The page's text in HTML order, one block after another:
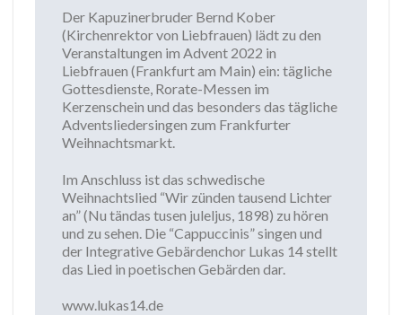
Der Kapuzinerbruder Bernd Kober
(Kirchenrektor von Liebfrauen) lädt zu den
Veranstaltungen im Advent 2022 in
Liebfrauen (Frankfurt am Main) ein: tägliche
Gottesdienste, Rorate-Messen im
Kerzenschein und das besonders das tägliche
Adventsliedersingen zum Frankfurter
Weihnachtsmarkt.
Im Anschluss ist das schwedische
Weihnachtslied “Wir zünden tausend Lichter
an” (Nu tändas tusen juleljus, 1898) zu hören
und zu sehen. Die “Cappuccinis” singen und
der Integrative Gebärdenchor Lukas 14 stellt
das Lied in poetischen Gebärden dar.
www.lukas14.de